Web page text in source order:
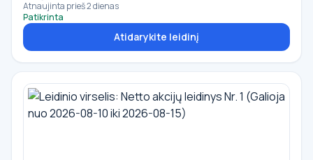
Atnaujinta prieš 2 dienas
Patikrinta
Atidarykite leidinį